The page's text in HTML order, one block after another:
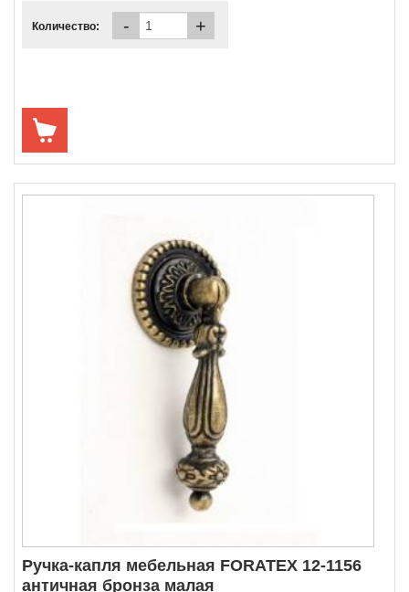
Количество: - +
Ручка-капля мебельная FORATEX 12-1156
античная бронза малая